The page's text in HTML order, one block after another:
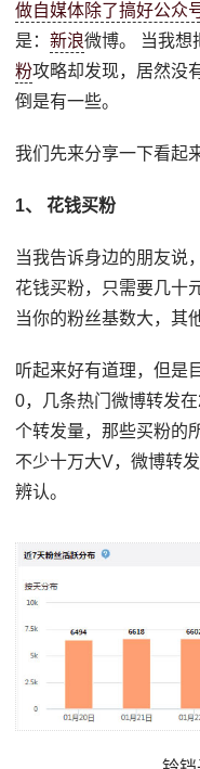
做自媒体除了搞好公众
是：新浪微博。 当我想
粉攻略却发现，居然没
倒是有一些。
我们先来分享一下看起
1、 花钱买粉
当我告诉身边的朋友说
花钱买粉，只需要几十
当你的粉丝基数大，其
听起来好有道理，但是
0，几条热门微博转发
个转发量，那些买粉的
不少十万大V，微博转
辨认。